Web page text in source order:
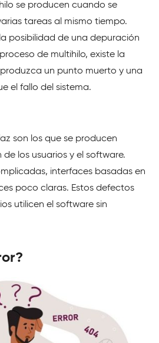
se producen cuando se
tareas al mismo tiempo.
posibilidad de una depuración
de multihilo, existe la
un punto muerto y una
el fallo del sistema.
son los que se producen
los usuarios y el software.
interfaces basadas en
poco claras. Estos defectos
utilicen el software sin